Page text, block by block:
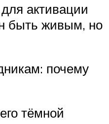
активации
быть живым, но
почему
тёмной